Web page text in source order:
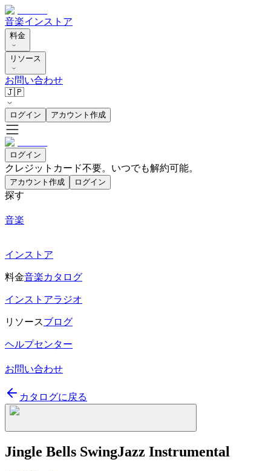
音楽インストア
料金
リソース
お問い合わせ
🇯🇵
ログイン アカウント作成
ログイン
クレジットカード不要。いつでも解約可能。
アカウント作成 ログイン
探す
音楽
インストア
料金音楽カタログ
インストアラジオ
リソースブログ
ヘルプセンター
お問い合わせ
カタログに戻る
Jingle Bells SwingJazz Instrumental